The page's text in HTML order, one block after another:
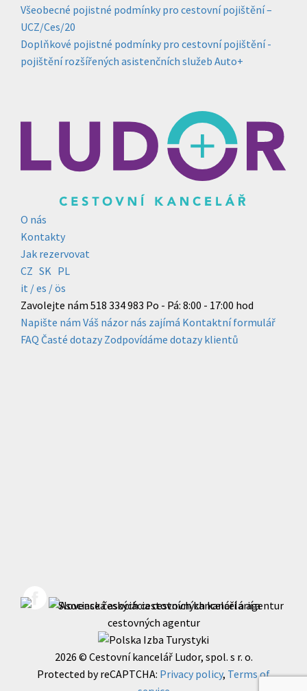
Všeobecné pojistné podmínky pro cestovní pojištění –
UCZ/Ces/20
Doplňkové pojistné podmínky pro cestovní pojištění -
pojištění rozšířených asistenčních služeb Auto+
O nás
Kontakty
Jak rezervovat
CZ SK PL
it /es / ös
Zavolejte nám 518 334 983 Po - Pá: 8:00 - 17:00 hod
Napište nám Váš názor nás zajímá Kontaktní formulář
FAQ Časté dotazy Zodpovídáme dotazy klientů
2026 © Cestovní kancelář Ludor, spol. s r. o.
Protected by reCAPTCHA: Privacy policy, Terms of